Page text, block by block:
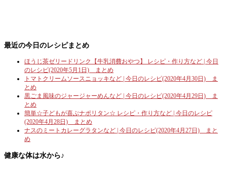
最近の今日のレシピまとめ
ほうじ茶ゼリードリンク【牛乳消費おやつ】 レシピ・作り方など | 今日
のレシピ(2020年5月1日) まとめ
トマトクリームソースニョッキなど | 今日のレシピ(2020年4月30日) ま
とめ
黒ごま風味のジャージャーめんなど | 今日のレシピ(2020年4月29日) ま
とめ
簡単☆子どもが喜ぶナポリタン☆ レシピ・作り方など | 今日のレシピ
(2020年4月28日) まとめ
ナスのミートカレーグラタンなど | 今日のレシピ(2020年4月27日) まと
め
健康な体は水から♪